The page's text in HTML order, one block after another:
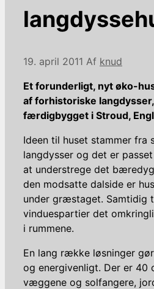
19. april 2011 Af knud
Et forunderligt, nyt øko-
af forhistoriske
færdigbygget i Stroud,
Ideen til huset stammer fra
langdysser og det er
at understrege det
den modsatte dalside er
under græstaget. Samtidig
vinduespartier det
i rummene.
En lang række løsninger
og energivenligt. Der er 40
væggene og solfangere,